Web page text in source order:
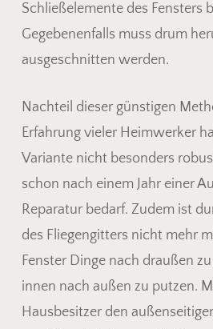
Schließelemente des Fensters
Gegebenenfalls muss drum
ausgeschnitten werden.
Nachteil dieser günstigen
Erfahrung vieler Heimwerker
Variante nicht besonders
schon nach einem Jahr einer
Reparatur bedarf. Zudem ist
des Fliegengitters nicht mehr
Fenster Dinge nach draußen
innen nach außen zu putzen.
Hausbesitzer den